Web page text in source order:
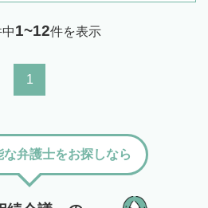
1~12件を表示
1
弁護士をお探しなら